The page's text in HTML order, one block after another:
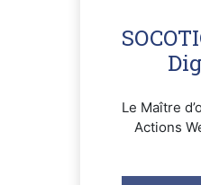
Le Maître
Actions